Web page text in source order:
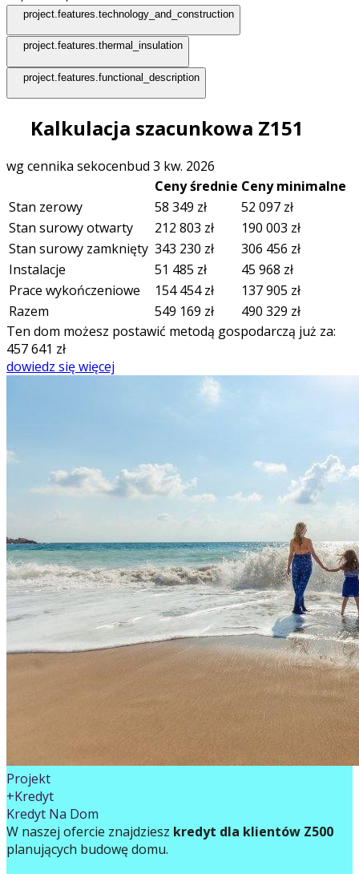
project.features.technology_and_construction
project.features.thermal_insulation
project.features.functional_description
Kalkulacja szacunkowa Z151
wg cennika sekocenbud 3 kw. 2026
Ceny średnie Ceny minimalne
Stan zerowy
58 349 zł 52 097 zł
Stan surowy otwarty
212 803 zł 190 003 zł
Stan surowy zamknięty 343 230 zł 306 456 zł
Instalacje
51 485 zł 45 968 zł
Prace wykończeniowe
154 454zł 137 905 zł
Razem
549 169 zł 490 329 zł
Ten dom możesz postawić metodą gospodarczą już za:
457 641 zł
dowiedz się więcej
Projekt
+Kredyt
Kredyt Na Dom
W naszej ofercie znajdziesz kredyt dla klientów Z500
planujących budowę domu.